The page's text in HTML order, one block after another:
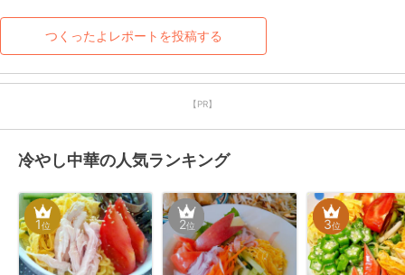
つくったよレポートを投稿する
【PR】
冷やし中華の人気ランキング
1位 2位 3位